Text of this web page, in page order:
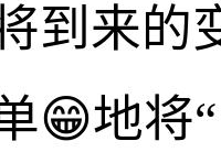
到来的
😁地将